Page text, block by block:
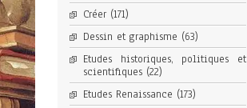
Créer(171)
Dessin et graphisme (63)
Etudes historiques, politiques et
scientifiques(22)
Etudes Renaissance (173)